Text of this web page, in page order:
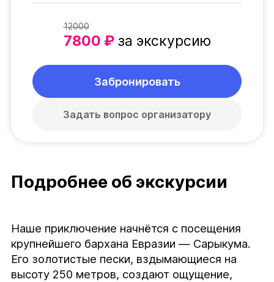
12000
7800 ₽за экскурсию
Забронировать
Задать вопрос организатору
Подробнее об экскурсии
Наше приключение начнётся с посещения
крупнейшего бархана Евразии — Сарыкума.
Его золотистые пески, вздымающиеся на
высоту 250 метров, создают ощущение,